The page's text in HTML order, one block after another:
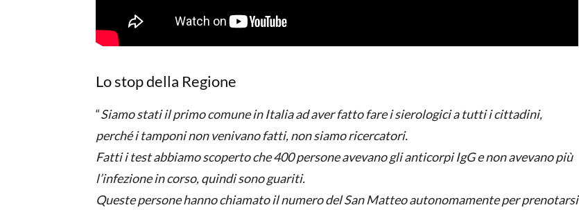
Lo stop della Regione
“Siamo stati il primo comune in Italia ad aver fatto fare i sierologici a tutti i cittadini,
perché i tamponi non venivano fatti, non siamo ricercatori.
Fatti i test abbiamo scoperto che 400 persone avevano gli anticorpi IgG e non avevano più
l’infezione in corso, quindi sono guariti.
Queste persone hanno chiamato il numero del San Matteo autonomamente per prenotarsi